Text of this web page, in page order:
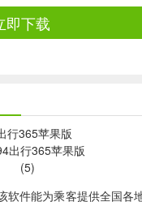
即下载
件能为乘客提供全国